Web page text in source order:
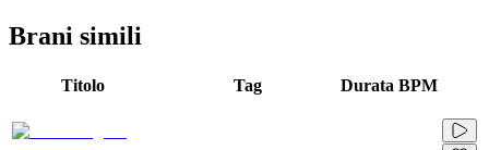
Brani simili
Titolo Tag Durata BPM